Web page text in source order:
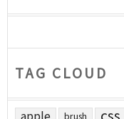
TAG CLOUD
brush